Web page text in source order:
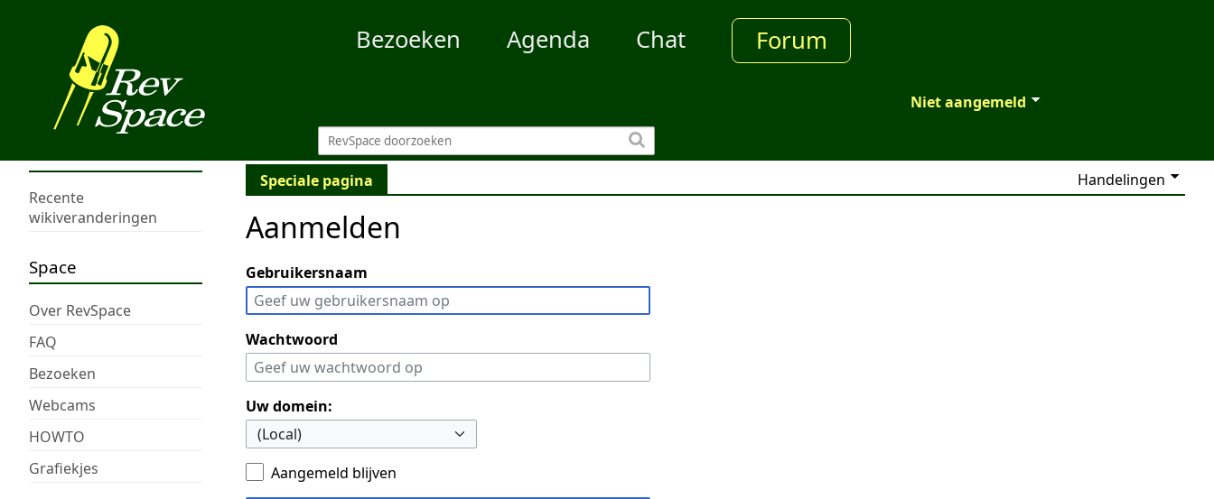
Bezoeken Agenda Chat Forum
Niet aangemeld
Recente
wikiveranderingen
Space
Over RevSpace
FAQ
Bezoeken
Webcams
HOWTO
Grafiekjes
Speciale pagina Handelingen
Aanmelden
Gebruikersnaam
Wachtwoord
Uw domein:
Aangemeld blijven